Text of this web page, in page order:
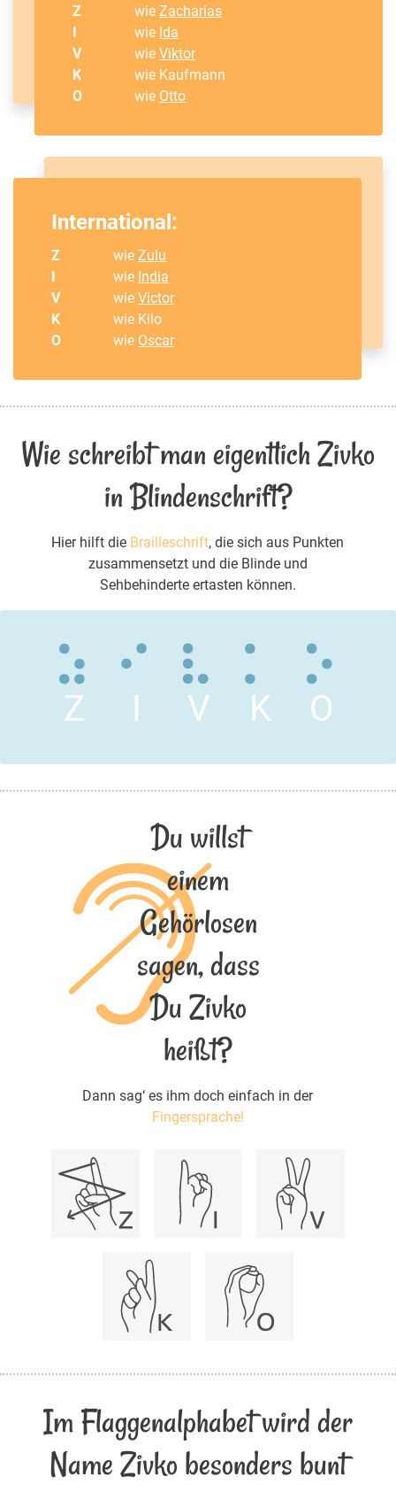
Z wieZacharias
wie Ida
V
wieViktor
K
wie Kaufmann
O
wie Otto
International:
Z wieZulu
wie India
V
wieVictor
K
wie Kilo
O
wie Oscar
Wie schreibt man eigentlich Zivko
in Blindenschrift?
Hier hilft die Brailleschrift, die sich aus Punkten
zusammensetzt und die Blinde und
Sehbehinderte ertasten können.
Z I V K O
Du willst
einem
Gehörlosen
sagen, dass
Du Zivko
heißt?
Dann sag‘ es ihm doch einfach in der
Fingersprache!
Im Flaggenalphabet wird der
Name Zivko besonders bunt